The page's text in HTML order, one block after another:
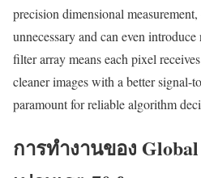
precision dimensional
unnecessary and can even
filter array means each pixel
cleaner images with a better signal-
paramount for reliable algorithm
การทำงานของ